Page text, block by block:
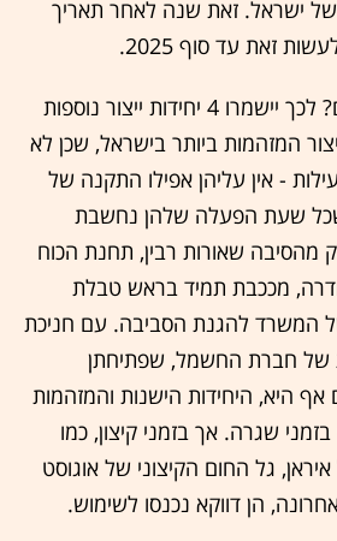
ישראל. זאת שנה לאחר תאריך
זאת עד סוף 2025.
ומה לגבי מצבי החירום? לכך יישמרו 4 יחידות ייצור נוספות
המזהמות ביותר בישראל, שכן לא
- אין עליהן אפילו התקנה של
שעת הפעלה שלהן נחשבת
מהסיבה שאורות רבין, תחנת הכוח
מככבת תמיד בראש טבלת
המשרד להגנת הסביבה. עם חניכת
של חברת החשמל, שפתיחתן
היא, היחידות הישנות והמזהמות
שגרה. אך בזמני קיצון, כמו
מול איראן, גל החום הקיצוני של אוגוסט